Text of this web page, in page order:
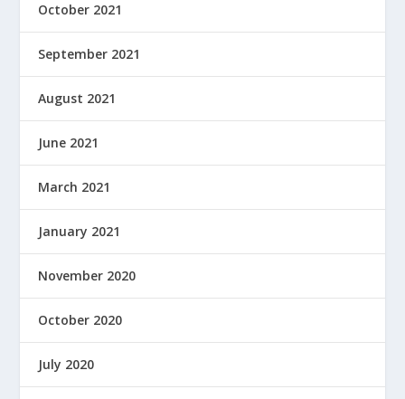
October 2021
September 2021
August 2021
June 2021
March 2021
January 2021
November 2020
October 2020
July 2020